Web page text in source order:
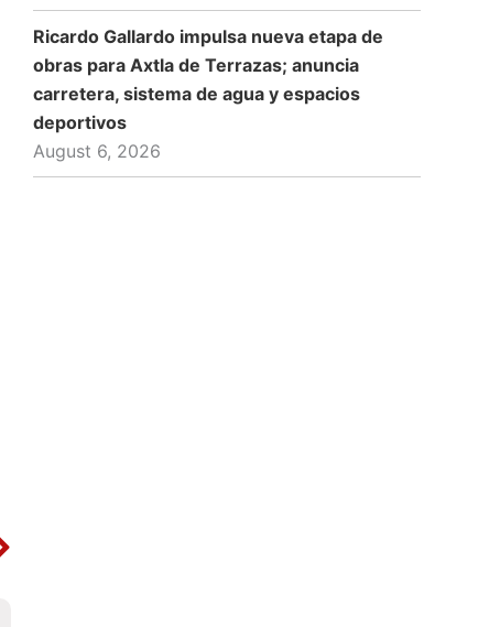
Ricardo Gallardo impulsa nueva etapa de
obras para Axtla de Terrazas; anuncia
carretera, sistema de agua y espacios
deportivos
August 6, 2026